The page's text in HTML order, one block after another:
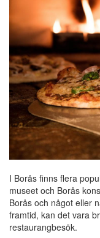
I Borås finns flera
museet och Borås
Borås och något eller
framtid, kan det vara
restaurangbesök.